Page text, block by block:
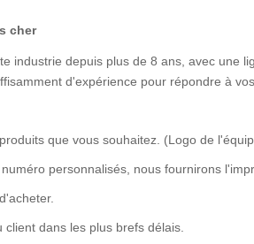
cher
industrie depuis plus de 8 ans, avec une
d'expérience pour répondre à
que vous souhaitez. (Logo de
personnalisés, nous fournirons
dans les plus brefs délais.